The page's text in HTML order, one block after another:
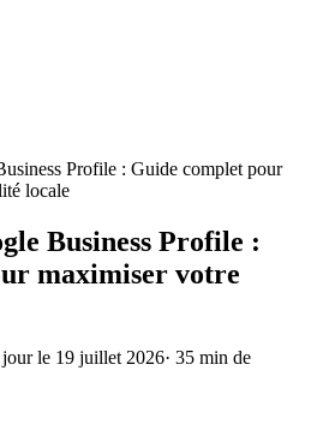
Profile : Guide complet pour
locale
Business Profile :
maximiser votre
jour le 19 juillet 2026· 35 min de